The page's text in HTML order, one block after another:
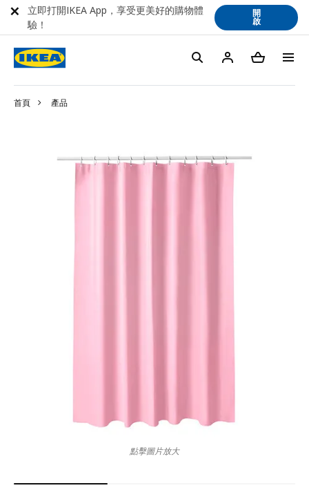
首頁 產品
點擊圖片放大
立即打開IKEA App，享受更美好的購物體
驗！
開
啟